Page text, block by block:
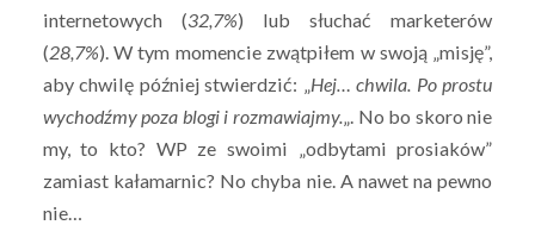
internetowych (32,7%) lub słuchać marketerów
(28,7%). W tym momencie zwątpiłem w swoją „misję”,
aby chwilę później stwierdzić: „ Hej… chwila. Po prostu
wychodźmy poza blogi i rozmawiajmy.
„. No bo skoro nie
my, to kto? WP ze swoimi „odbytami prosiaków”
zamiast kałamarnic? No chyba nie. A nawet na pewno
nie…